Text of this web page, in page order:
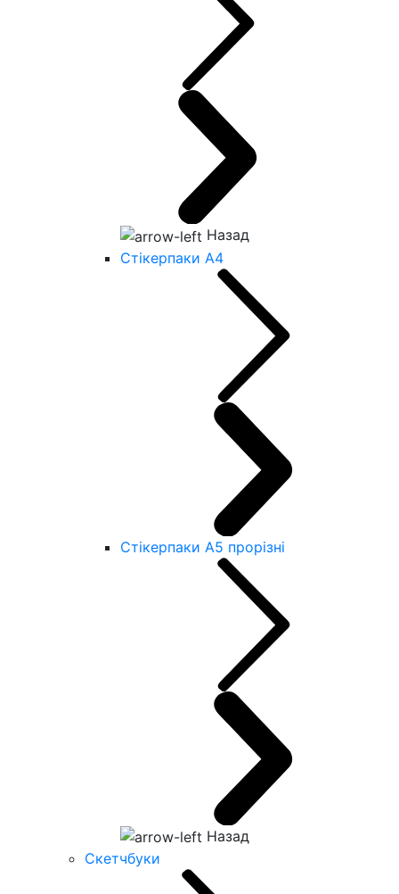
Назад
Стікерпаки А4
Стікерпаки А5 прорізні
Назад
Скетчбуки